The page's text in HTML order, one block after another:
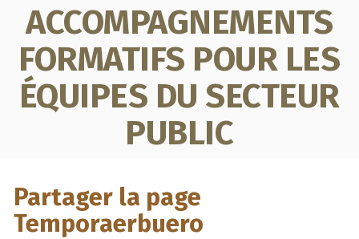
ACCOMPAGNEMENTS
FORMATIFS POUR LES
ÉQUIPES DU SECTEUR
PUBLIC
Partager la page
Temporaerbuero